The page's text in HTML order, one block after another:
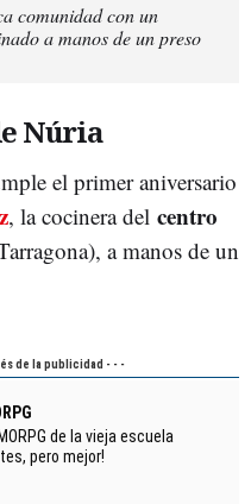
comunidad con un
a manos de un preso
Núria
el primer aniversario
, la cocinera del centro
a manos de un